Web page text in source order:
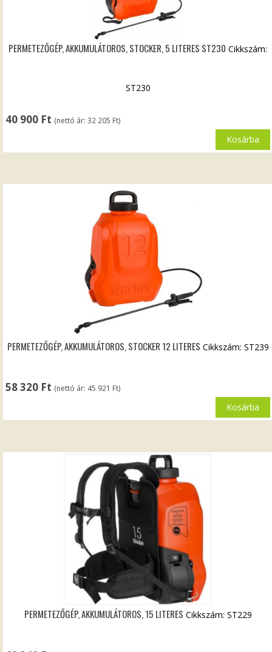
PERMETEZŐGÉP, AKKUMULÁTOROS, STOCKER, 5 LITERES ST230
40 900 Ft (nettó ár:32 205 Ft)
Cikkszám:
ST230
Kosárba
PERMETEZŐGÉP, AKKUMULÁTOROS, STOCKER 12 LITERES
58 320 Ft (nettó ár: 45 921 Ft)
Cikkszám: ST239
Kosárba
PERMETEZŐGÉP, AKKUMULÁTOROS, 15 LITERES Cikkszám: ST229